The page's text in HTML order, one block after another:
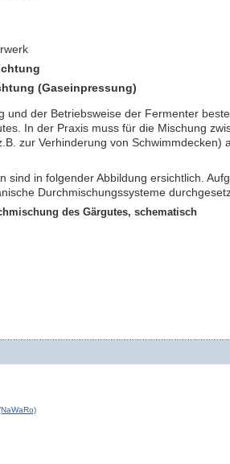
(Gaseinpressung)
und der Betriebsweise der Fermenter
In der Praxis muss für die Mischung
zur Verhinderung von Schwimmdecken)
sind in folgender Abbildung ersichtlich.
Durchmischungssysteme
des Gärgutes, schematisch